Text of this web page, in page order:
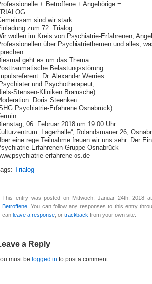
+ Betroffene + Angehörige =
sind wir stark
zum 72. Trialog
wollen im Kreis von Psychiatrie-Erfahrenen,
über Psychiatriethemen und alles,
geht es um das Thema:
Belastungsstörung
Dr. Alexander Werries
und Psychotherapeut,
Stensen-Kliniken Bramsche)
Doris Steenken
Psychiatrie-Erfahrene Osnabrück)
06. Februar 2018 um 19:00 Uhr
„Lagerhalle“, Rolandsmauer 26,
eine rege Teilnahme freuen wir uns sehr. Der
Erfahrenen-Gruppe Osnabrück
erfahrene-os.de
Trialog
This entry was posted on Mittwoch, Januar 24th, 2018
Betroffene . You can follow any responses to this entry
can leave a response , or trackback from your own site.
a Reply
must be logged in to post a comment.